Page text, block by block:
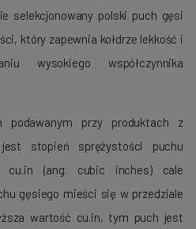
selekcjonowany polski puch gęsi
który zapewnia kołdrze lekkość i
wysokiego współczynnika
podawanym przy produktach z
jest stopień sprężystości puchu
cu.in (ang. cubic inches) cale
gęsiego mieści się w przedziale
wartość cu.in, tym puch jest